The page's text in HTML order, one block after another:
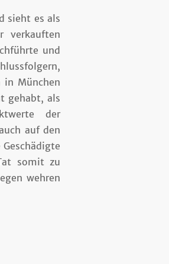
sieht es als
verkauften
und
München
gehabt, als
der
auf den
somit zu
wehren